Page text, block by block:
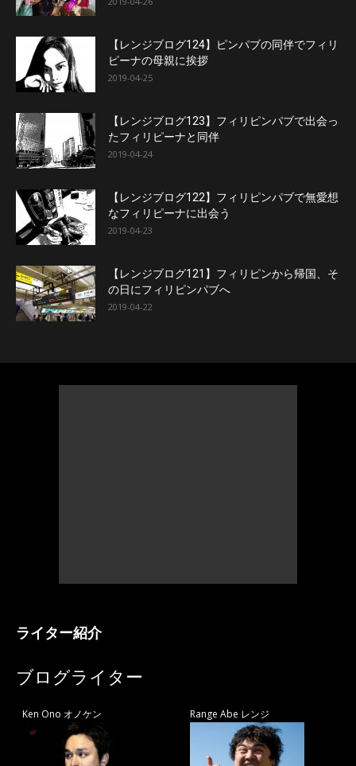
【レンジブログ124】ピンパブの同伴でフィリ
ピーナの母親に挨拶
2019-04-25
【レンジブログ123】フィリピンパブで出会っ
たフィリピーナと同伴
2019-04-24
【レンジブログ122】フィリピンパブで無愛想
なフィリピーナに出会う
2019-04-23
【レンジブログ121】フィリピンから帰国、そ
の日にフィリピンパブへ
2019-04-22
ライター紹介
ブログライター
Ken Ono オノケン Range Abe レンジ